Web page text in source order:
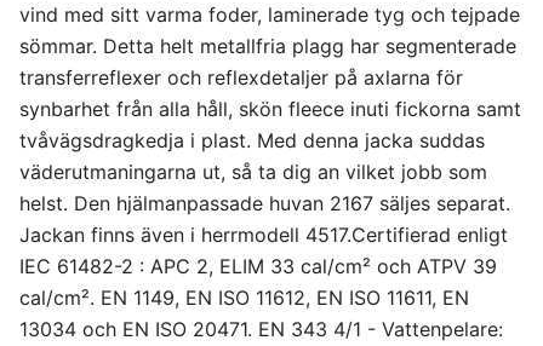
vind med sitt varma foder, laminerade tyg och tejpade
sömmar. Detta helt metallfria plagg har segmenterade
transferreflexer och reflexdetaljer på axlarna för
synbarhet från alla håll, skön fleece inuti fickorna samt
tvåvägsdragkedja i plast. Med denna jacka suddas
väderutmaningarna ut, så ta dig an vilket jobb som
helst. Den hjälmanpassade huvan 2167 säljes separat.
Jackan finns även i herrmodell 4517.Certifierad enligt
IEC 61482-2 : APC 2, ELIM 33 cal/cm² och ATPV 39
cal/cm². EN 1149, EN ISO 11612, EN ISO 11611, EN
13034 och EN ISO 20471. EN 343 4/1 - Vattenpelare: